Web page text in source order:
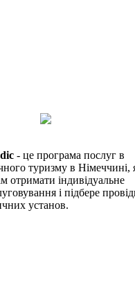
- це програма послуг в
туризму в Німеччині,
отримати індивідуальне
і підбере
установ.